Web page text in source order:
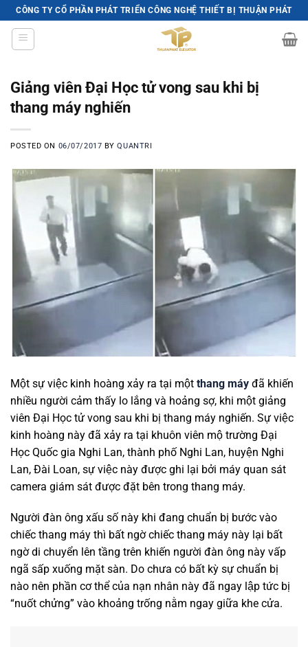
Skip
to
content
CÔNG TY CỔ PHẦN PHÁT TRIỂN CÔNG NGHỆ THIẾT BỊ THUẬN PHÁT
Giảng viên Đại Học tử vong sau khi bị
thang máy nghiến
POSTED ON 06/07/2017 BYQUANTRI
Một sự việc kinh hoàng xảy ra tại một thang máy đã khiến
nhiều người cảm thấy lo lắng và hoảng sợ, khi một giảng
viên Đại Học tử vong sau khi bị thang máy nghiến. Sự việc
kinh hoàng này đã xảy ra tại khuôn viên mộ trường Đại
Học Quốc gia Nghi Lan, thành phố Nghi Lan, huyện Nghi
Lan, Đài Loan, sự việc này được ghi lại bởi máy quan sát
camera giám sát được đặt bên trong thang máy.
Người đàn ông xấu số này khi đang chuẩn bị bước vào
chiếc thang máy thì bất ngờ chiếc thang máy này lại bất
ngờ di chuyển lên tầng trên khiến người đàn ông này vấp
ngã sấp xuống mặt sàn. Do chưa có bất kỳ sự chuẩn bị
nào nên phần cơ thể của nạn nhân này đã ngay lập tức bị
“nuốt chửng” vào khoảng trống nằm ngay giữa khe cửa.